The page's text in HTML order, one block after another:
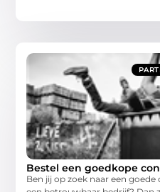
Bestel een goedkope
Ben jij op zoek naar een